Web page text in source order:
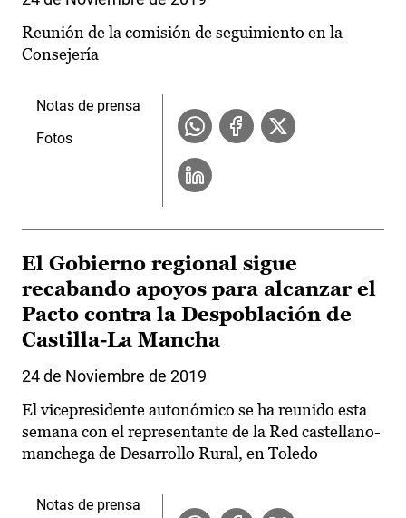
Reunión de la comisión de seguimiento en la
Consejería
Notas de prensa
Fotos
El Gobierno regional sigue
recabando apoyos para alcanzar el
Pacto contra la Despoblación de
Castilla-La Mancha
24 de Noviembre de 2019
El vicepresidente autonómico se ha reunido esta
semana con el representante de la Red castellano-
manchega de Desarrollo Rural, en Toledo
Notas de prensa